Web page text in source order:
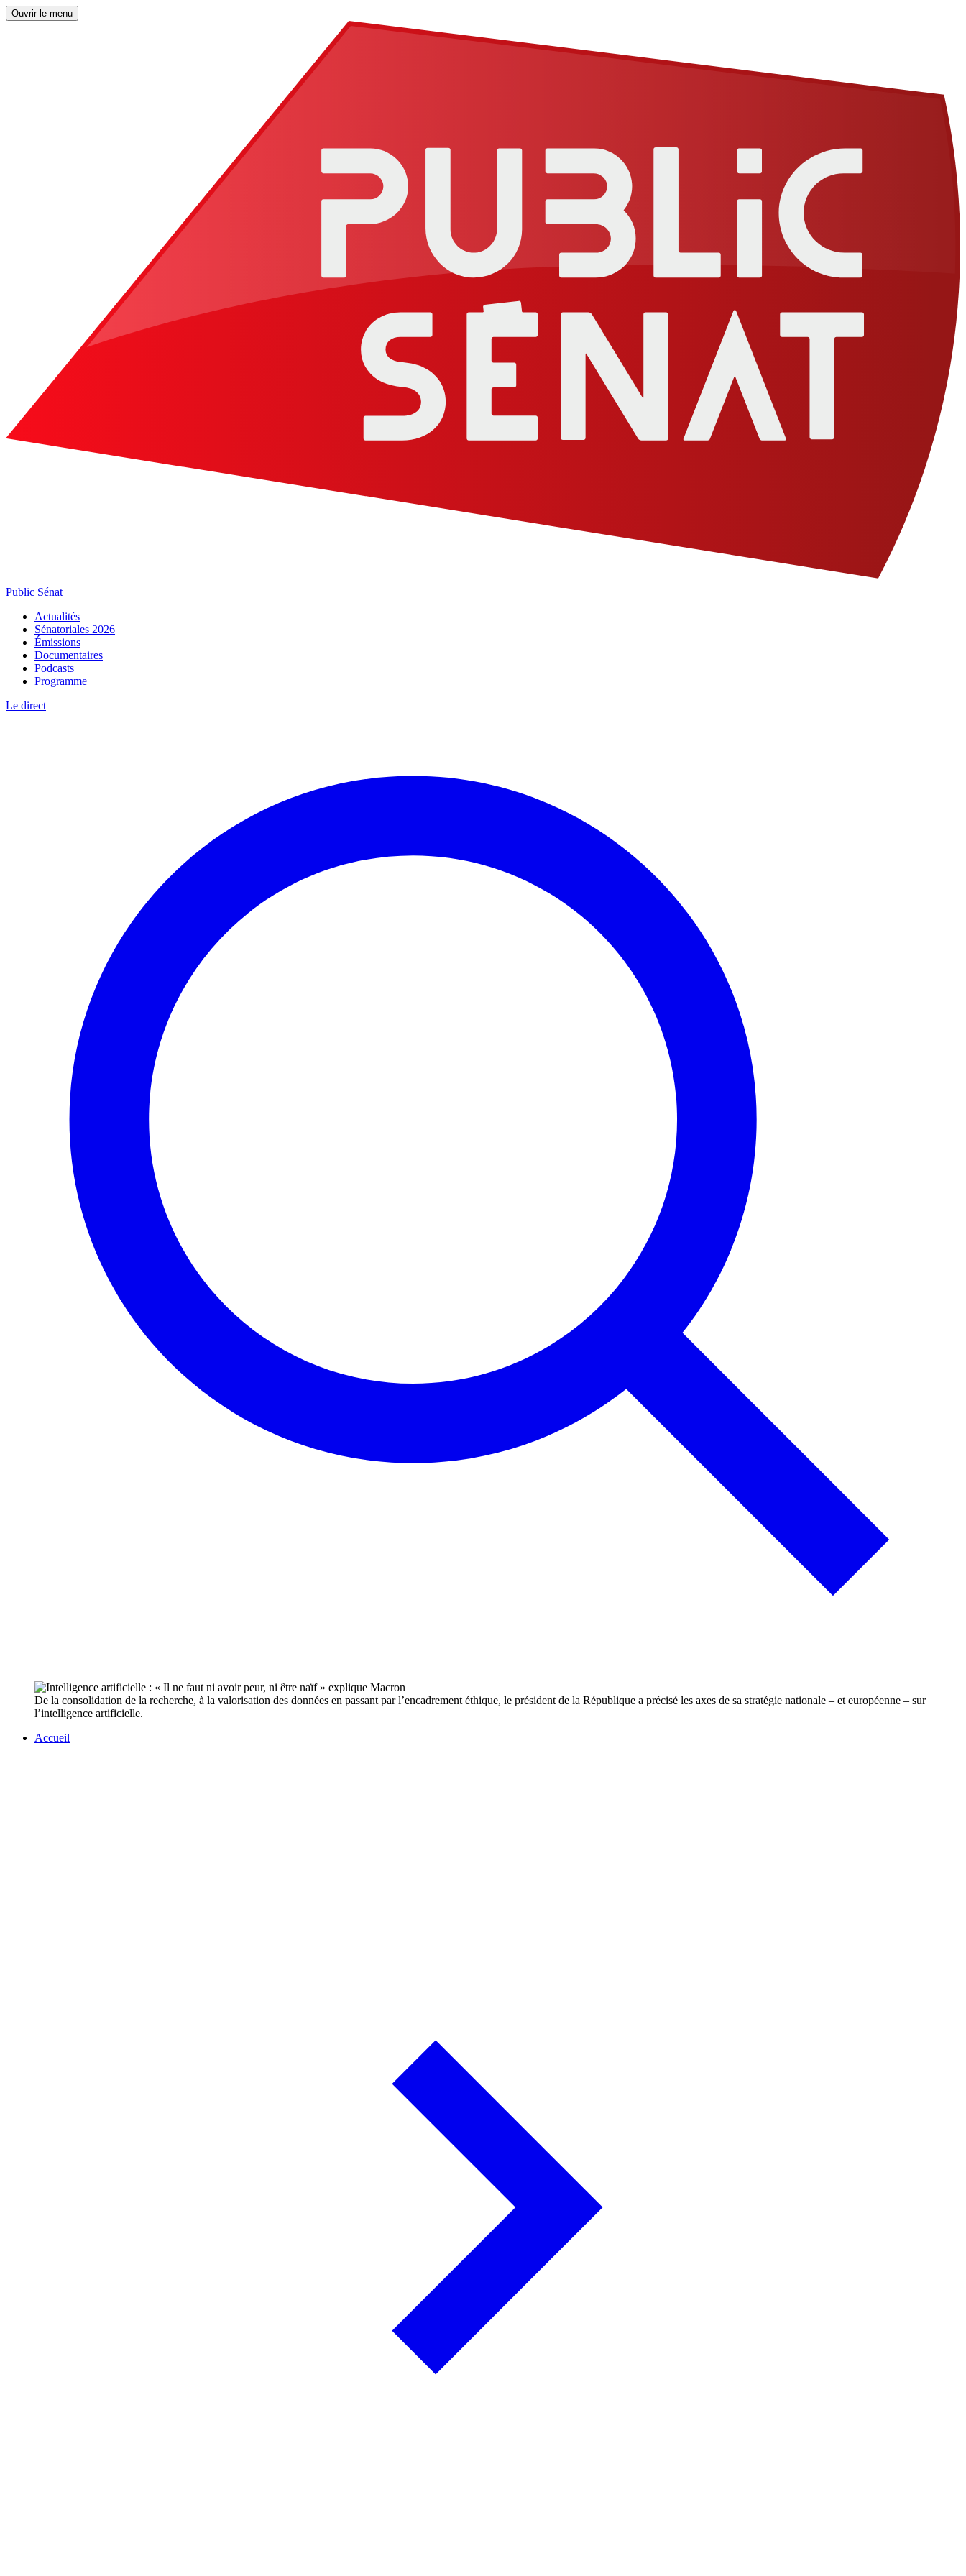
Ouvrir le menu
Public Sénat
Actualités
Sénatoriales 2026
Émissions
Documentaires
Podcasts
Programme
Le direct
De la consolidation de la recherche, à la valorisation des données en passant par l’encadrement éthique, le président de la République a précisé les axes de sa stratégie nationale – et européenne – sur
l’intelligence artificielle.
Accueil